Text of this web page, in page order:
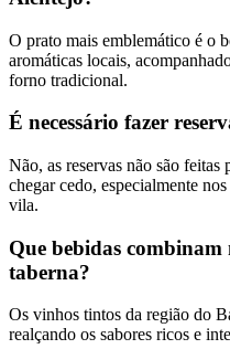
O prato mais emblemático é o
aromáticas locais,
forno tradicional.
É necessário fazer
Não, as reservas não são
chegar cedo, especialmente
vila.
Que bebidas combinam
taberna?
Os vinhos tintos da região do
realçando os sabores ricos e